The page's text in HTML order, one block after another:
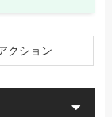
クション